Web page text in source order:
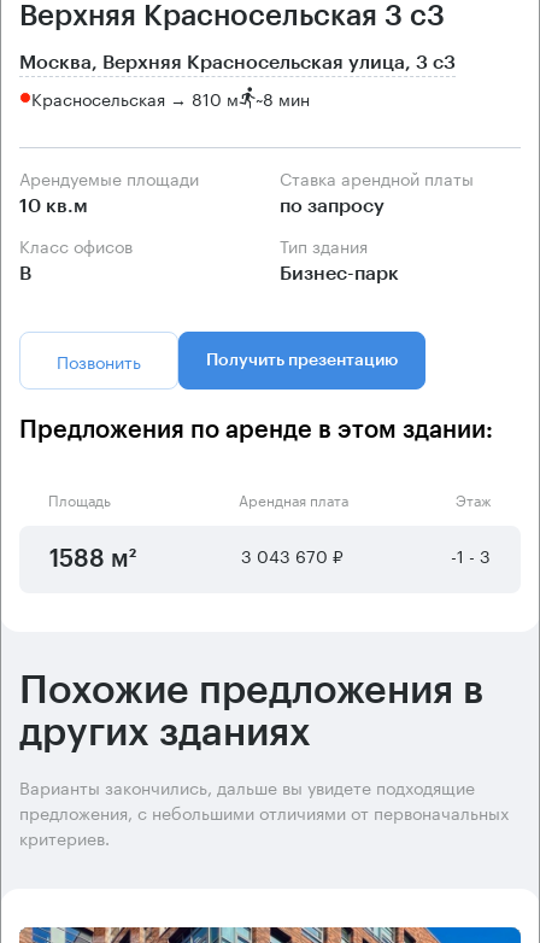
Верхняя Красносельская 3 с3
Москва, Верхняя Красносельская улица, 3 с3
Красносельская → 810 м ~8 мин
Арендуемые площади
10 кв.м
Ставка арендной платы
по запросу
Класс офисов
B
Тип здания
Бизнес-парк
Позвонить Получить презентацию
Предложения по аренде в этом здании:
Площадь Арендная плата Этаж
1588 м² 3 043 670 ₽ -1 - 3
Похожие предложения в
других зданиях
Варианты закончились, дальше вы увидете подходящие
предложения, с небольшими отличиями от первоначальных
критериев.